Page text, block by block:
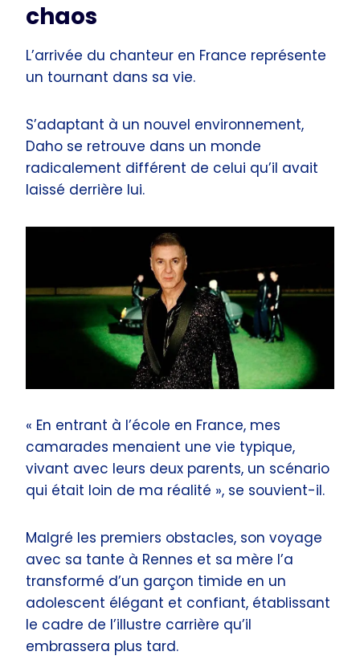
chaos
L’arrivée du chanteur en France représente
un tournant dans sa vie.
S’adaptant à un nouvel environnement,
Daho se retrouve dans un monde
radicalement différent de celui qu’il avait
laissé derrière lui.
« En entrant à l’école en France, mes
camarades menaient une vie typique,
vivant avec leurs deux parents, un scénario
qui était loin de ma réalité », se souvient-il.
Malgré les premiers obstacles, son voyage
avec sa tante à Rennes et sa mère l’a
transformé d’un garçon timide en un
adolescent élégant et confiant, établissant
le cadre de l’illustre carrière qu’il
embrassera plus tard.